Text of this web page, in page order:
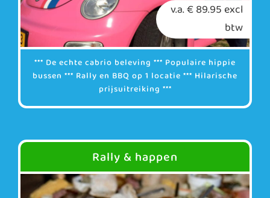
v.a. € 89.95 excl
btw
*** De echte cabrio beleving *** Populaire hippie
bussen *** Rally en BBQ op 1 locatie *** Hilarische
prijsuitreiking ***
Rally & happen